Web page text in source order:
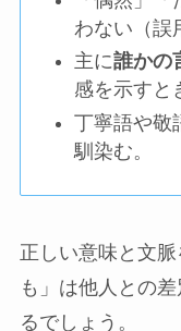
わない（誤
主に誰かの
感を示すと
丁寧語や敬
馴染む。
正しい意味と文
も」は他人との
るでしょう。